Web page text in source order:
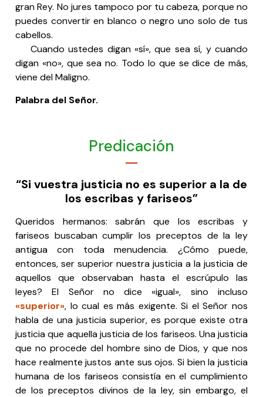
gran Rey. No jures tampoco por tu cabeza, porque no
puedes convertir en blanco o negro uno solo de tus
cabellos.
Cuando ustedes digan «sí», que sea sí, y cuando
digan «no», que sea no. Todo lo que se dice de más,
viene del Maligno.
Palabra del Señor.
Predicación
“Si vuestra justicia no es superior a la de
los escribas y fariseos”
Queridos hermanos: sabrán que los escribas y
fariseos buscaban cumplir los preceptos de la ley
antigua con toda menudencia. ¿Cómo puede,
entonces, ser superior nuestra justicia a la justicia de
aquellos que observaban hasta el escrúpulo las
leyes? El Señor no dice «igual», sino incluso
«superior», lo cual es más exigente. Si el Señor nos
habla de una justicia superior, es porque existe otra
justicia que aquella justicia de los fariseos. Una justicia
que no procede del hombre sino de Dios, y que nos
hace realmente justos ante sus ojos. Si bien la justicia
humana de los fariseos consistía en el cumplimiento
de los preceptos divinos de la ley, sin embargo, el